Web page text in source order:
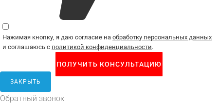
Нажимая кнопку, я даю согласие на обработку персональных данных
и соглашаюсь с политикой конфиденциальности.
ЗАКРЫТЬ
Обратный звонок